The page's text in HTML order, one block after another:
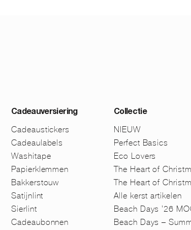
Cadeauversiering
Cadeaustickers
Cadeaulabels
Washitape
Papierklemmen
Bakkerstouw
Satijnlint
Sierlint
Cadeaubonnen
Collectie
NIEUW
Perfect Basics
Eco Lovers
The Heart of
The Heart of
Alle kerst artikelen
Beach Days ’26
Beach Days –